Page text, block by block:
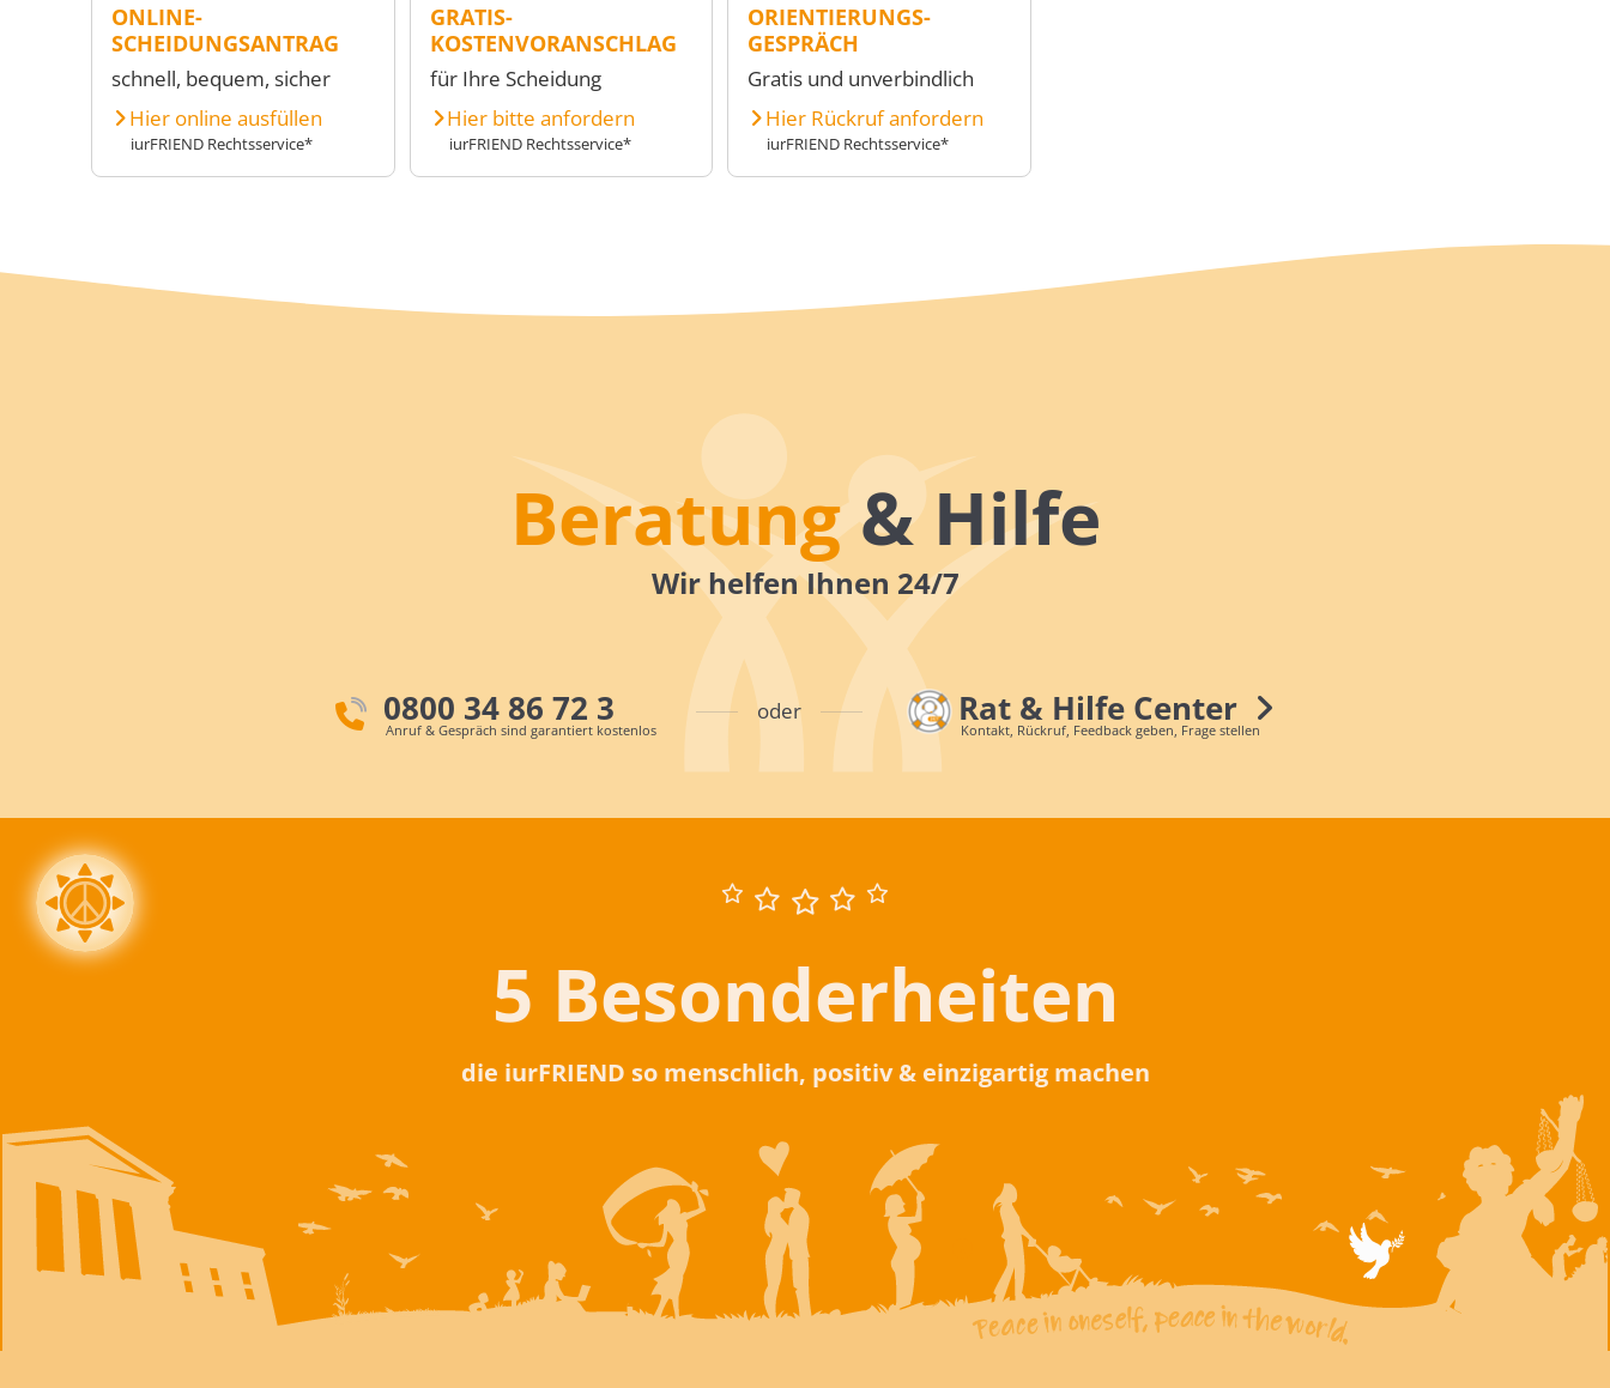
ONLINE-
SCHEIDUNGSANTRAG
schnell, bequem, sicher
Hier online ausfüllen
iurFRIEND Rechtsservice*
GRATIS-
KOSTENVORANSCHLAG
für Ihre Scheidung
Hier bitte anfordern
iurFRIEND Rechtsservice*
ORIENTIERUNGS-
GESPRÄCH
Gratis und unverbindlich
Hier Rückruf anfordern
iurFRIEND Rechtsservice*
Beratung& Hilfe
Wir helfen Ihnen 24/7
0800 34 86 72 3
Anruf & Gespräch sind garantiert kostenlos
oder Rat & Hilfe Center
Kontakt, Rückruf, Feedback geben, Frage stellen
5 Besonderheiten
die iurFRIEND so menschlich, positiv & einzigartig machen